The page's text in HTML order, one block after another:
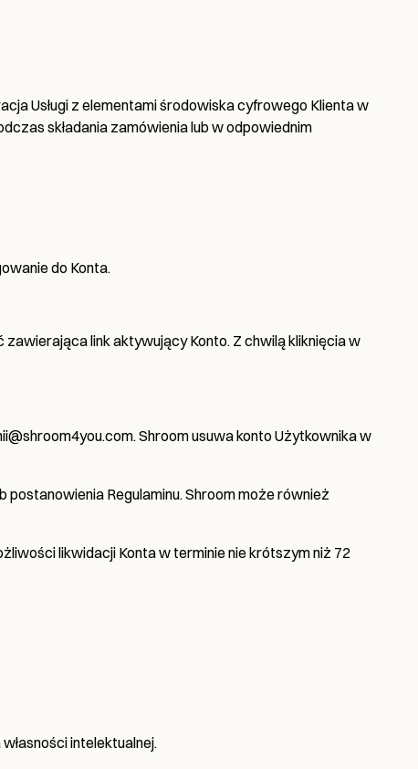
Usługi z elementami środowiska cyfrowego Klienta w
składania zamówienia lub w odpowiednim
do Konta.
link aktywujący Konto. Z chwilą kliknięcia w
Shroom usuwa konto Użytkownika w
Regulaminu. Shroom może również
likwidacji Konta w terminie nie krótszym niż 72
intelektualnej.